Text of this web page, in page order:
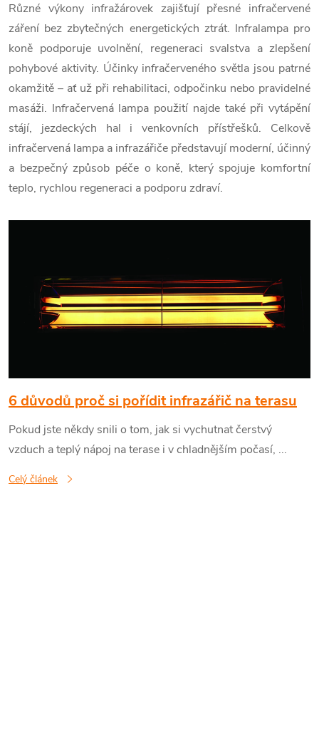
Různé výkony infražárovek zajišťují přesné infračervené
záření bez zbytečných energetických ztrát. Infralampa pro
koně podporuje uvolnění, regeneraci svalstva a zlepšení
pohybové aktivity. Účinky infračerveného světla jsou patrné
okamžitě – ať už při rehabilitaci, odpočinku nebo pravidelné
masáži. Infračervená lampa použití najde také při vytápění
stájí, jezdeckých hal i venkovních přístřešků. Celkově
infračervená lampa a infrazářiče představují moderní, účinný
a bezpečný způsob péče o koně, který spojuje komfortní
teplo, rychlou regeneraci a podporu zdraví.
V
s
č
l
á
6 důvodů proč si pořídit infrazářič na terasu
Pokud jste někdy snili o tom, jak si vychutnat čerstvý
vzduch a teplý nápoj na terase i v chladnějším počasí, ...
Celý článek